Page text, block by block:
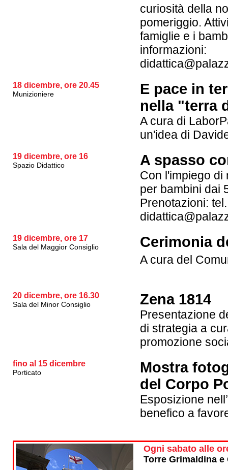
curiosità della
pomeriggio.
famiglie e i
informazioni:
18 dicembre, ore 20.45
Munizioniere
E pace in
nella "terra
A cura di
un'idea di
19 dicembre, ore 16
Spazio Didattico A spasso
Con l'impiego di
per bambini dai
Prenotazioni:
19 dicembre, ore 17
Sala del Maggior Consiglio Cerimonia
A cura del
20 dicembre, ore 16.30
Sala del Minor Consiglio Zena 1814
Presentazione
di strategia a
promozione
fino al 15 dicembre
Porticato
Mostra
del Corpo
Esposizione
benefico a
Ogni sabato alle
Torre Grimaldina e